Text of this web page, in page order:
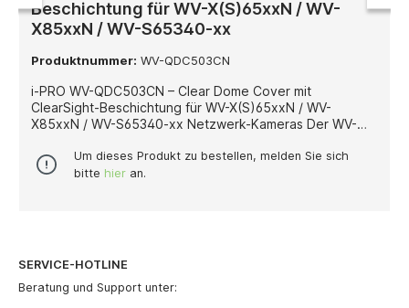
Beschichtung für WV-X(S)65xxN / WV-
X85xxN / WV-S65340-xx
Produktnummer: WV-QDC503CN
i-PRO WV-QDC503CN – Clear Dome Cover mit
ClearSight-Beschichtung für WV-X(S)65xxN / WV-
X85xxN / WV-S65340-xx Netzwerk-Kameras Der WV-
integrierter ClearSight-Beschichtung, das speziell für die
Netzwerk-Kameraserien WV-X(S)65xxN, WV-X85xxN
Dank der ClearSight-Beschichtung werden störende
Effekte durch Wasser, Schmutz oder Kondensate auf der
Um dieses Produkt zu bestellen, melden Sie sich
bitte hier an.
SERVICE-HOTLINE
Beratung und Support unter: